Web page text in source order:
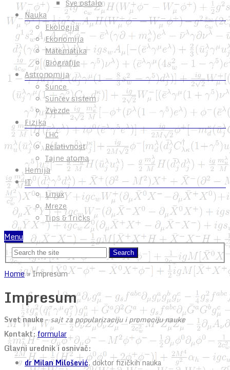
Sve ostalo
Nauka
Ekologija
Ekonomija
Matematika
Biografije
Astronomija
Sunce
Sunčev sistem
Zvezde
Fizika
LHC
Relativnost
Tajne atoma
Hemija
IT
Linux
Mreze
Tips & Tricks
Menu
Home»Impresum
Impresum
Svet nauke–sajt za popularizaciju i promociju nauke
Kontakt:formular
Glavni urednik i osnivač:
dr Milan Milošević, doktor fizičkih nauka